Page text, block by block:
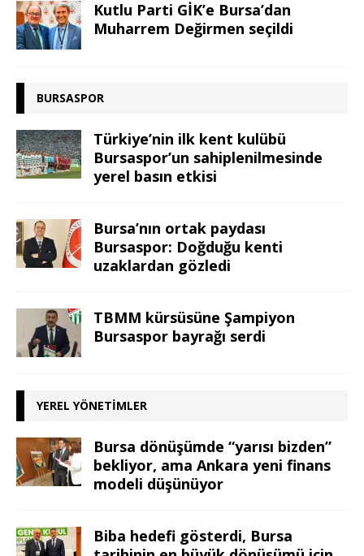
Kutlu Parti GİK’e Bursa’dan
Muharrem Değirmen seçildi
BURSASPOR
Türkiye’nin ilk kent kulübü
Bursaspor’un sahiplenilmesinde
yerel basın etkisi
Bursa’nın ortak paydası
Bursaspor: Doğduğu kenti
uzaklardan gözledi
TBMM kürsüsüne Şampiyon
Bursaspor bayrağı serdi
YEREL YÖNETIMLER
Bursa dönüşümde “yarısı bizden”
bekliyor, ama Ankara yeni finans
modeli düşünüyor
Biba hedefi gösterdi, Bursa